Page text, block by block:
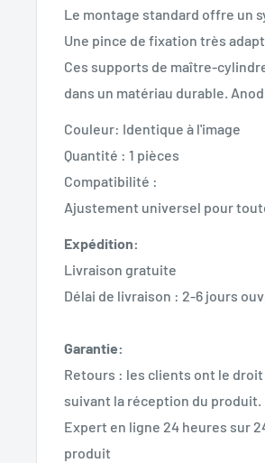
Le montage standard offre un
Une pince de fixation très
Ces supports de maître-
dans un matériau durable.
Couleur: Identique à l'image
Quantité : 1 pièces
Compatibilité :
Ajustement universel pour
Expédition:
Livraison gratuite
Délai de livraison : 2-6 jours
Garantie:
Retours : les clients ont le
suivant la réception du produit.
Expert en ligne 24 heures sur
produit